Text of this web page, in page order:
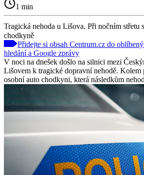
1 min
Tragická nehoda u Lišova. Při nočním střetu
chodkyně
Přidejte si obsah Centrum.cz do
hledání a Google zprávy
V noci na dnešek došlo na silnici mezi
Lišovem k tragické dopravní nehodě. Kolem
osobní auto chodkyni, která následkům